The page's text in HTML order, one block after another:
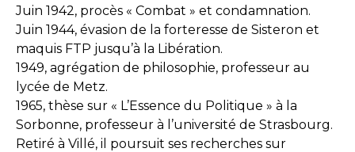
Juin 1942, procès « Combat » et condamnation.
Juin 1944, évasion de la forteresse de Sisteron et
maquis FTP jusqu’à la Libération.
1949, agrégation de philosophie, professeur au
lycée de Metz.
1965, thèse sur « L’Essence du Politique » à la
Sorbonne, professeur à l’université de Strasbourg.
Retiré à Villé, il poursuit ses recherches sur